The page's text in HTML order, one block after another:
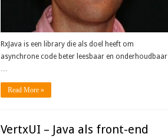
RxJava is een library die als doel heeft om
asynchrone code beter leesbaar en onderhoudbaar
…
Read More »
VertxUI – Java als front-end